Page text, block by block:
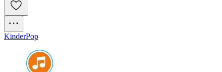
KinderPop